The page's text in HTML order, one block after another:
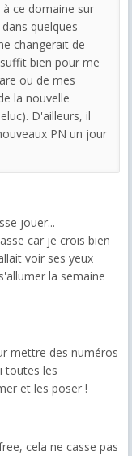
ce domaine sur
quelques
changerait de
bien pour me
ou de mes
la nouvelle
D'ailleurs, il
PN un jour
jouer...
car je crois bien
voir ses yeux
la semaine
mettre des numéros
toutes les
et les poser !
cela ne casse pas